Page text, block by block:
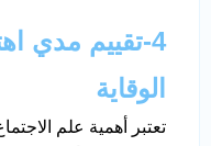
4-تقييم مدي
الوقاية
تعتبر أهمية علم